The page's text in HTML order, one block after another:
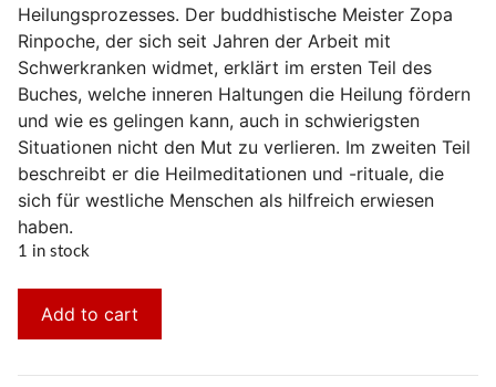
Heilungsprozesses. Der buddhistische Meister Zopa
Rinpoche, der sich seit Jahren der Arbeit mit
Schwerkranken widmet, erklärt im ersten Teil des
Buches, welche inneren Haltungen die Heilung fördern
und wie es gelingen kann, auch in schwierigsten
Situationen nicht den Mut zu verlieren. Im zweiten Teil
beschreibt er die Heilmeditationen und -rituale, die
sich für westliche Menschen als hilfreich erwiesen
haben.
1 in stock
Add to cart